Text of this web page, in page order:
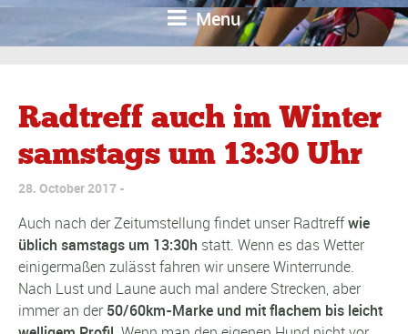
Menu
Radtreff auch im Winter
samstags um 13:30 Uhr
28. October 2017
Auch nach der Zeitumstellung findet unser Radtreffwie
üblich samstags um 13:30h statt. Wenn es das Wetter
einigermaßen zulässt fahren wir unsere Winterrunde.
Nach Lust und Laune auch mal andere Strecken, aber
immer an der50/60km-Marke und mit flachem bis leicht